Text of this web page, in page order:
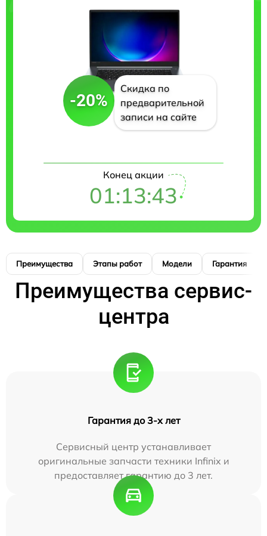
-20%
Скидка по
предварительной
записи на сайте
Конец акции
01:13:42
Преимущества Этапы работ Модели Гарантия
Преимущества сервис-
центра
Гарантия до 3-х лет
Сервисный центр устанавливает
оригинальные запчасти техники Infinix и
предоставляет гарантию до 3 лет.